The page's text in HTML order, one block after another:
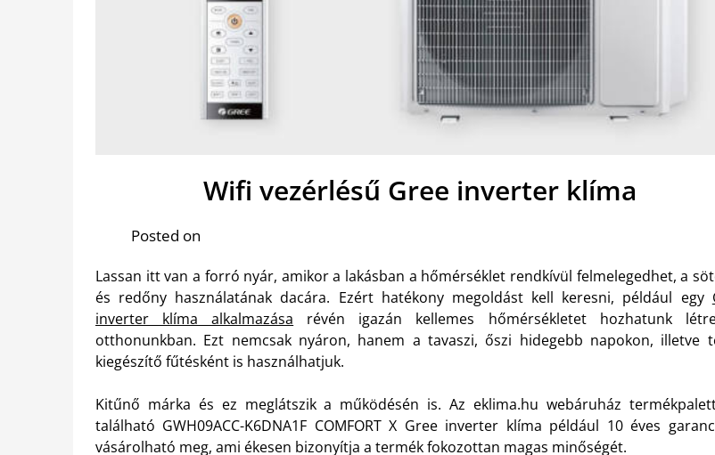
Wifi vezérlésű Gree inverter klíma
Posted on
Lassan itt van a forró nyár, amikor a lakásban a hőmérséklet rendkívül felmelegedhet, a
és redőny használatának dacára. Ezért hatékony megoldást kell keresni, például egy
inverter klíma alkalmazása révén igazán kellemes hőmérsékletet hozhatunk
otthonunkban. Ezt nemcsak nyáron, hanem a tavaszi, őszi hidegebb napokon, illetve
kiegészítő fűtésként is használhatjuk.
Kitűnő márka és ez meglátszik a működésén is. Az eklima.hu webáruház
található GWH09ACC-K6DNA1F COMFORT X Gree inverter klíma például 10 éves
vásárolható meg, ami ékesen bizonyítja a termék fokozottan magas minőségét.